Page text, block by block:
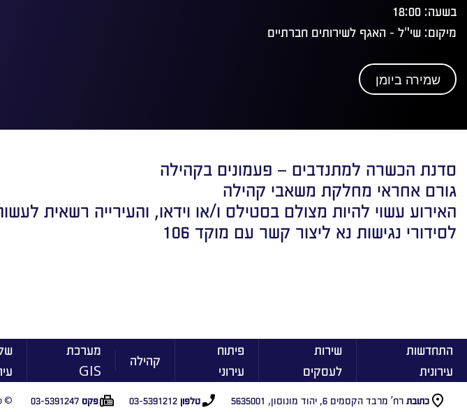
בשעה: 18:00
מיקום: שי"ל - האגף לשירותים חברתיים
שמירה ביומן
סדנת הכשרה למתנדבים – פעמונים בקהילה
גורם אחראי מחלקת משאבי קהילה
האירוע עשוי להיות מצולם בסטילס ו/או וידאו, והעירייה רשאית
לסידורי נגישות נא ליצור קשר עם מוקד 106
התחדשות
עירונית
שירות
לעסקים
פיתוח
עירוני
קהילה
מערכת
GIS
כתובת רח’ מרבד הקסמים 6, יהוד מונוסון, 5635001 טלפון 03-5391212 פקס 03-5391247
©